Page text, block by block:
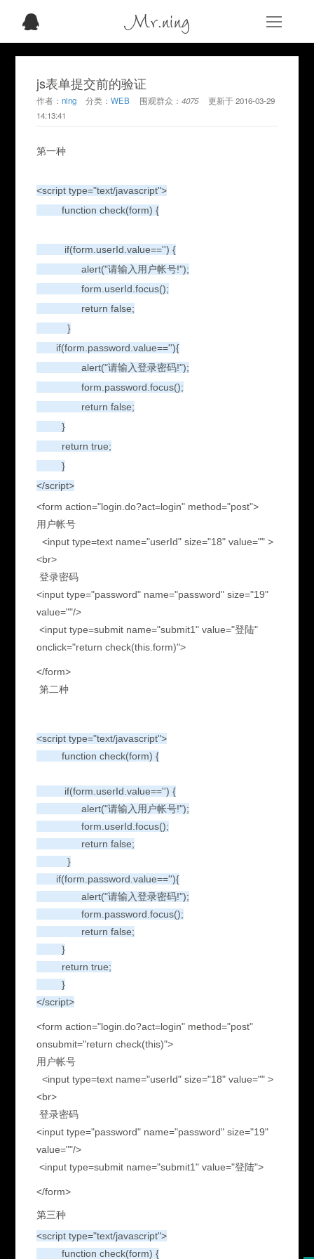
Mr.ning
js表单提交前的验证
作者：ning 分类：WEB 围观群众：4075 更新于2016-03-29
14:13:41
第一种
<script type="text/javascript">
function check(form) {
if(form.userId.value=='') {
alert("请输入用户帐号!");
form.userId.focus();
return false;
}
if(form.password.value==''){
alert("请输入登录密码!");
form.password.focus();
return false;
}
return true;
}
</script>
<form action="login.do?act=login" method="post">
用户帐号
<input type=text name="userId" size="18" value="" >
<br>
登录密码
<input type="password" name="password" size="19"
value=""/>
<input type=submit name="submit1" value="登陆"
onclick="return check(this.form)">
</form>
第二种
<script type="text/javascript">
function check(form) {
if(form.userId.value=='') {
alert("请输入用户帐号!");
form.userId.focus();
return false;
}
if(form.password.value==''){
alert("请输入登录密码!");
form.password.focus();
return false;
}
return true;
}
</script>
<form action="login.do?act=login" method="post"
onsubmit="return check(this)">
用户帐号
<input type=text name="userId" size="18" value="" >
<br>
登录密码
<input type="password" name="password" size="19"
value=""/>
<input type=submit name="submit1" value="登陆">
</form>
第三种
<script type="text/javascript">
function check(form) {